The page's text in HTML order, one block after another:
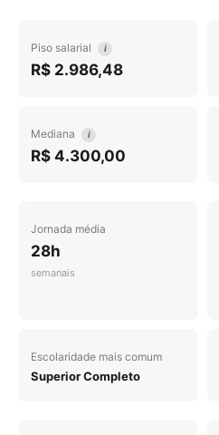
Piso salarial i
R$ 2.986,48
Mediana i
R$ 4.300,00
Jornada média
28h
semanais
Escolaridade mais comum
Superior Completo